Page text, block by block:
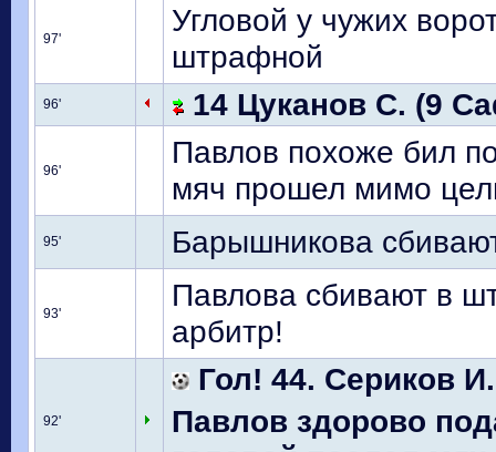
97'
Угловой у чужих
штрафной
96' 14 Цуканов С. (9
96'
Павлов похоже бил
мяч прошел мимо
95' Барышникова
93'
Павлова сбивают в
арбитр!
92'
Гол! 44. Сериков И.
Павлов здорово